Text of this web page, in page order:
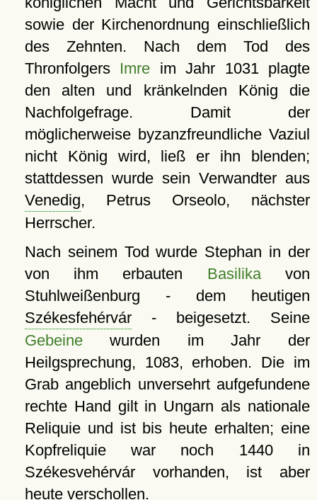
sowie der Kirchenordnung einschließlich
des Zehnten. Nach dem Tod des
Thronfolgers Imre im Jahr 1031 plagte
den alten und kränkelnden König die
Nachfolgefrage. Damit der
möglicherweise byzanzfreundliche Vaziul
nicht König wird, ließ er ihn blenden;
stattdessen wurde sein Verwandter aus
Venedig, Petrus Orseolo, nächster
Herrscher.
Nach seinem Tod wurde Stephan in der
von ihm erbauten Basilikavon
Stuhlweißenburg - dem heutigen
Székesfehérvár- beigesetzt. Seine
Gebeinewurden im Jahr der
Heilgsprechung, 1083, erhoben. Die im
Grab angeblich unversehrt aufgefundene
rechte Hand gilt in Ungarn als nationale
Reliquie und ist bis heute erhalten; eine
Kopfreliquie war noch 1440 in
Székesvehérvár vorhanden, ist aber
heute verschollen.